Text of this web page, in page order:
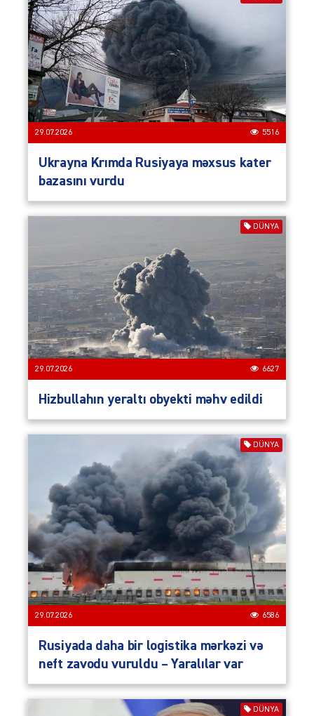
29.07.2026 5516
Ukrayna Krımda Rusiyaya məxsus kater
bazasını vurdu
DÜNYA
29.07.2026 6627
Hizbullahın yeraltı obyekti məhv edildi
DÜNYA
29.07.2026 6586
Rusiyada daha bir logistika mərkəzi və
neft zavodu vuruldu – Yaralılar var
DÜNYA